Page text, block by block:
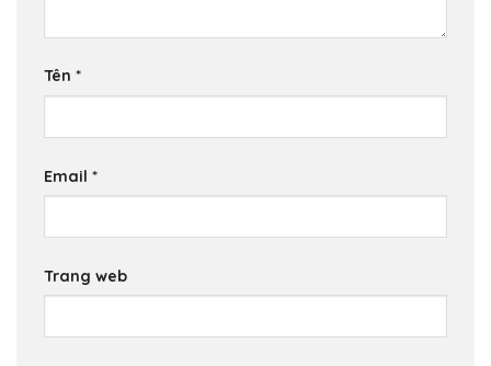
Tên *
Email *
Trang web